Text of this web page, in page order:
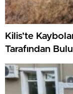
Kilis’te
Tarafından